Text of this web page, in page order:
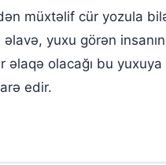
müxtəlif cür yozula
yuxu görən
olacağı bu
edir.